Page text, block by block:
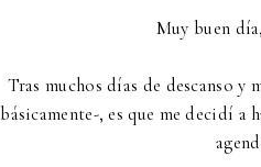
Muy buen
Tras muchos días de descanso
básicamente-, es que me decidí a